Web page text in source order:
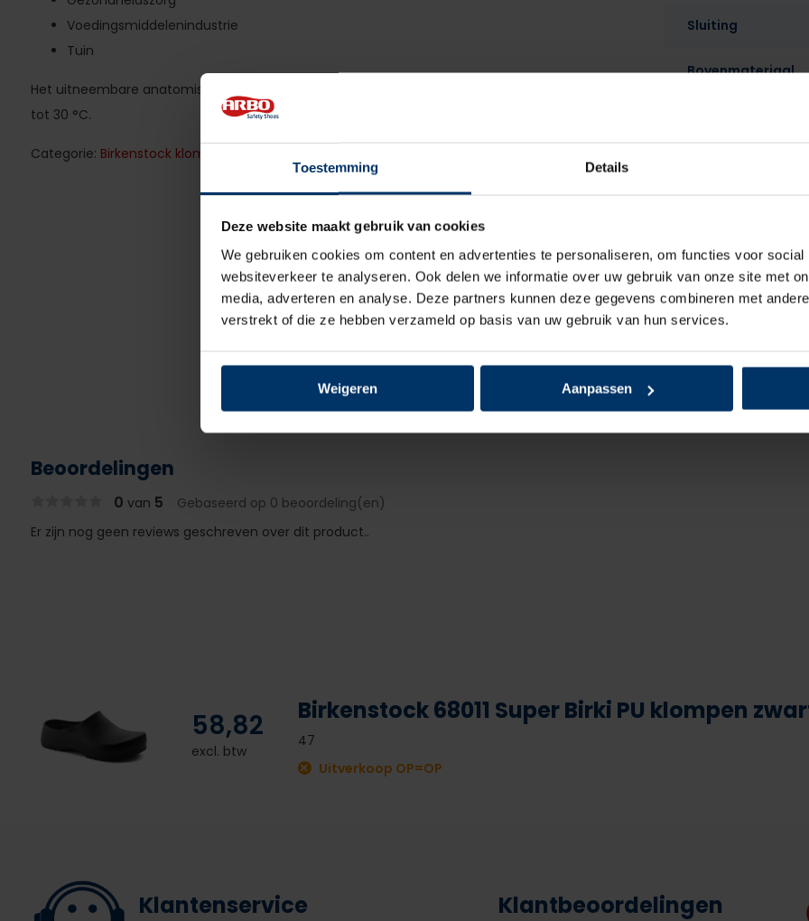
Toestemming Details
Deze website maakt gebruik van cookies
We gebruiken cookies om content en advertenties te personaliseren, om functies voor social
websiteverkeer te analyseren. Ook delen we informatie over uw gebruik van onze site met
media, adverteren en analyse. Deze partners kunnen deze gegevens combineren met
verstrekt of die ze hebben verzameld op basis van uw gebruik van hun services.
Weigeren Aanpassen
Voedingsmiddelenindustrie
Tuin
Het uitneembare anatomisch gevormde voetbed is gemaakt van kurk-latex en wasbaar
tot 30 °C.
Categorie: Birkenstock klompen
Sluiting
Bovenmateriaal
Zoolmateriaal
Antislip
Beoordelingen
0 van 5 Gebaseerd op 0 beoordeling(en)
Er zijn nog geen reviews geschreven over dit product..
58,82
excl. btw
Birkenstock 68011 Super Birki PU klompen
47
Uitverkoop OP=OP
Klantenservice Klantbeoordelingen